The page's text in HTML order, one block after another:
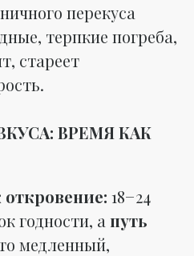
перекуса
терпкие погреба,
стареет
ВРЕМЯ КАК
18−24
годности, а путь
медленный,